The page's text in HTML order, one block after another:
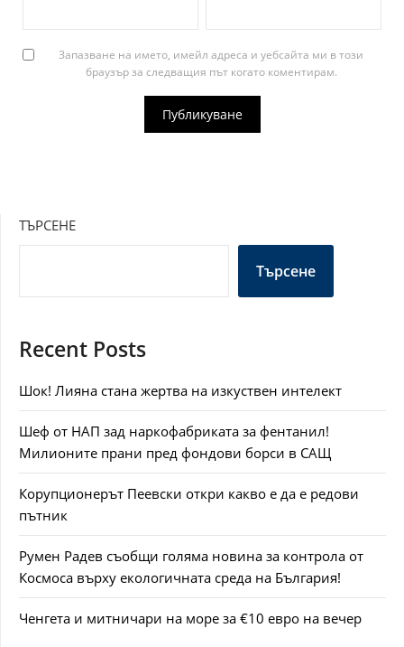
Запазване на името, имейл адреса и уебсайта ми в този
браузър за следващия път когато коментирам.
ТЪРСЕНЕ
Търсене
Recent Posts
Шок! Лияна стана жертва на изкуствен интелект
Шеф от НАП зад наркофабриката за фентанил!
Милионите прани пред фондови борси в САЩ
Корупционерът Пеевски откри какво е да е редови
пътник
Румен Радев съобщи голяма новина за контрола от
Космоса върху екологичната среда на България!
Ченгета и митничари на море за €10 евро на вечер